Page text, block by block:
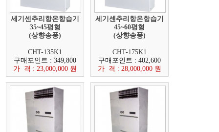
세기센추리항온항습기
35~45평형
(상향송풍)
CHT-135K1
구매포인트 : 349,800
가 격 : 23,000,000 원
세기센추리항온항습기
45~60평형
(상향송풍)
CHT-175K1
구매포인트 : 402,600
가 격 : 28,000,000 원